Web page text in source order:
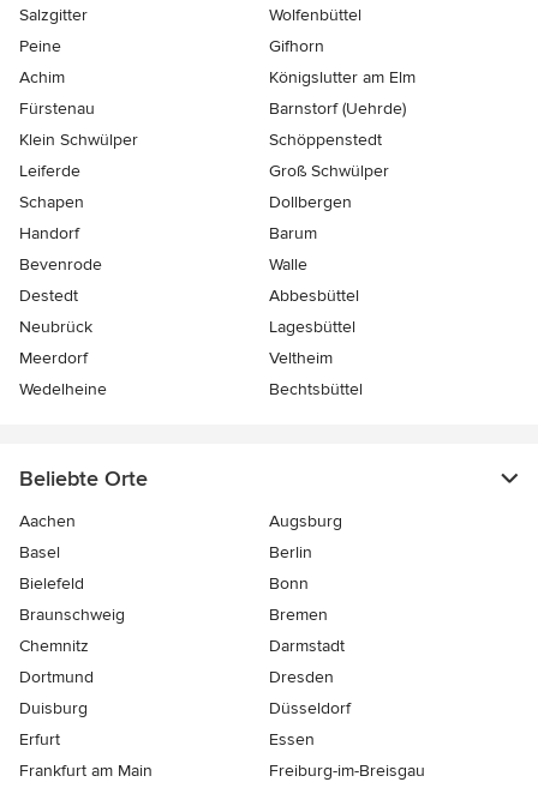
Salzgitter
Wolfenbüttel
Peine
Gifhorn
Achim
Königslutter am Elm
Fürstenau
Barnstorf (Uehrde)
Klein Schwülper
Schöppenstedt
Leiferde
Groß Schwülper
Schapen
Dollbergen
Handorf
Barum
Bevenrode
Walle
Destedt
Abbesbüttel
Neubrück
Lagesbüttel
Meerdorf
Veltheim
Wedelheine
Bechtsbüttel
Beliebte Orte
Aachen
Augsburg
Basel
Berlin
Bielefeld
Bonn
Braunschweig
Bremen
Chemnitz
Darmstadt
Dortmund
Dresden
Duisburg
Düsseldorf
Erfurt
Essen
Frankfurt am Main
Freiburg-im-Breisgau